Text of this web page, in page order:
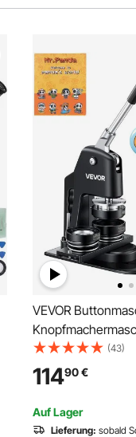
VEVOR
& 300 Stk. 32 mm,
inkl. Mr. Panda
Abzeichen
Maker
(43)
11490€
Auf Lager
Lieferung: sobald